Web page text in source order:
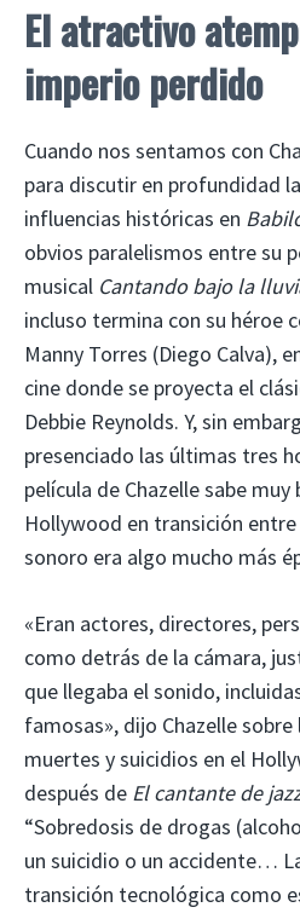
El atractivo
imperio perdido
Cuando nos sentamos con
para discutir en profundidad
influencias históricas en
obvios paralelismos entre su
musical Cantando bajo la
incluso termina con su héroe
Manny Torres (Diego Calva),
cine donde se proyecta el
Debbie Reynolds. Y, sin
presenciado las últimas tres
película de Chazelle sabe
Hollywood en transición
sonoro era algo mucho más
«Eran actores, directores,
como detrás de la cámara,
que llegaba el sonido,
famosas», dijo Chazelle
muertes y suicidios en el
después de El cantante de
“Sobredosis de drogas
un suicidio o un accidente…
transición tecnológica como